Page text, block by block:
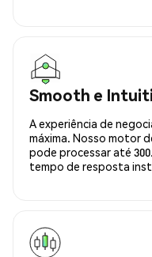
Smooth e
A experiência de
máxima. Nosso motor
pode processar até
tempo de resposta